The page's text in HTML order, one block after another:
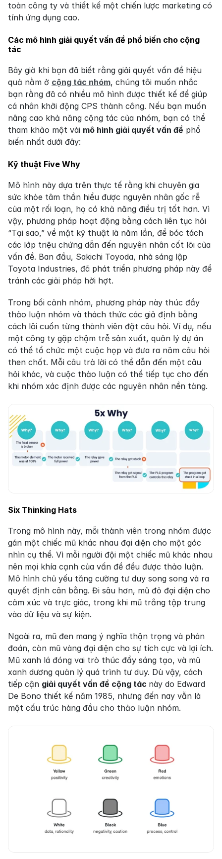
toàn công ty và thiết kế một chiến lược marketing có
tính ứng dụng cao.
Các mô hình giải quyết vấn đề phổ biến cho cộng
tác
Bây giờ khi bạn đã biết rằng giải quyết vấn đề hiệu
quả nằm ở cộng tác nhóm, chúng tôi muốn nhắc
bạn rằng đã có nhiều mô hình được thiết kế để giúp
cá nhân khởi động CPS thành công. Nếu bạn muốn
nâng cao khả năng cộng tác của nhóm, bạn có thể
tham khảo một vài mô hình giải quyết vấn đề phổ
biến nhất dưới đây:
Kỹ thuật Five Why
Mô hình này dựa trên thực tế rằng khi chuyên gia
sức khỏe tâm thần hiểu được nguyên nhân gốc rễ
của một rối loạn, họ có khả năng điều trị tốt hơn. Vì
vậy, phương pháp hoạt động bằng cách liên tục hỏi
“Tại sao,” về mặt kỹ thuật là năm lần, để bóc tách
các lớp triệu chứng dẫn đến nguyên nhân cốt lõi của
vấn đề. Ban đầu, Sakichi Toyoda, nhà sáng lập
Toyota Industries, đã phát triển phương pháp này để
tránh các giải pháp hời hợt.
Trong bối cảnh nhóm, phương pháp này thúc đẩy
thảo luận nhóm và thách thức các giả định bằng
cách lôi cuốn từng thành viên đặt câu hỏi. Ví dụ, nếu
một công ty gặp chậm trễ sản xuất, quản lý dự án
có thể tổ chức một cuộc họp và đưa ra năm câu hỏi
then chốt. Mỗi câu trả lời có thể dẫn đến một câu
hỏi khác, và cuộc thảo luận có thể tiếp tục cho đến
khi nhóm xác định được các nguyên nhân nền tảng.
Six Thinking Hats
Trong mô hình này, mỗi thành viên trong nhóm được
gán một chiếc mũ khác nhau đại diện cho một góc
nhìn cụ thể. Vì mỗi người đội một chiếc mũ khác nhau
nên mọi khía cạnh của vấn đề đều được thảo luận.
Mô hình chủ yếu tăng cường tư duy song song và ra
quyết định cân bằng. Đi sâu hơn, mũ đỏ đại diện cho
cảm xúc và trực giác, trong khi mũ trắng tập trung
vào dữ liệu và sự kiện.
Ngoài ra, mũ đen mang ý nghĩa thận trọng và phán
đoán, còn mũ vàng đại diện cho sự tích cực và lợi ích.
Mũ xanh lá đóng vai trò thúc đẩy sáng tạo, và mũ
xanh dương quản lý quá trình tư duy. Dù vậy, cách
tiếp cận giải quyết vấn đề cộng tác này do Edward
De Bono thiết kế năm 1985, nhưng đến nay vẫn là
một cấu trúc hàng đầu cho thảo luận nhóm.